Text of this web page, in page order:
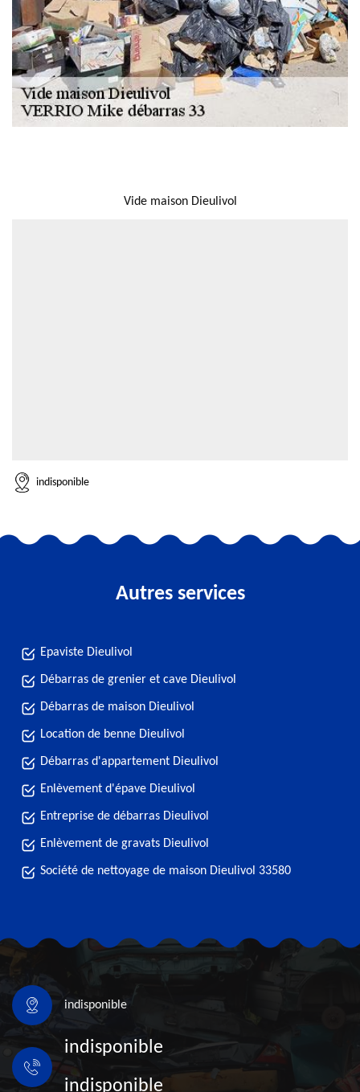
Vide maison Dieulivol
indisponible
Autres services
Epaviste Dieulivol
Débarras de grenier et cave Dieulivol
Débarras de maison Dieulivol
Location de benne Dieulivol
Débarras d'appartement Dieulivol
Enlèvement d'épave Dieulivol
Entreprise de débarras Dieulivol
Enlèvement de gravats Dieulivol
Société de nettoyage de maison Dieulivol 33580
indisponible
indisponible
indisponible